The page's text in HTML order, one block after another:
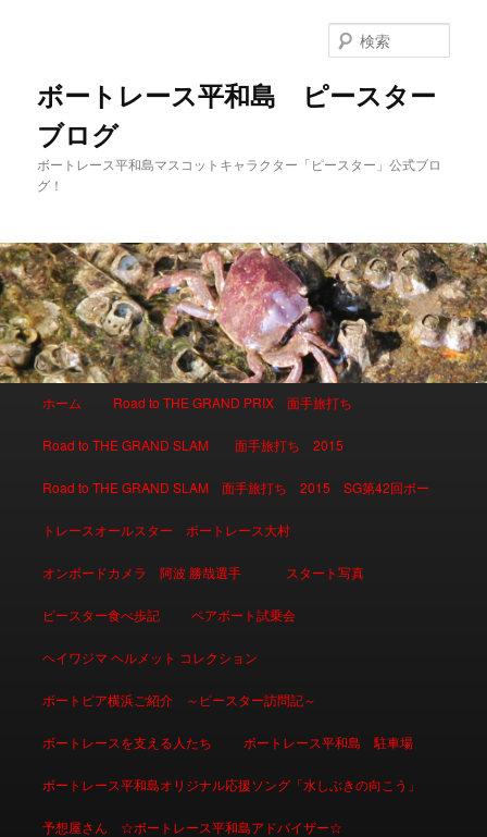
ボートレース平和島 ピースター
ブログ
ボートレース平和島マスコットキャラクター「ピースター」公式ブロ
グ！
索
メインコンテンツへ移動
サブコンテンツへ移動
ホーム Road to THE GRAND PRIX 面手旅打ち
Road to THE GRAND SLAM 面手旅打ち 2015
Road to THE GRAND SLAM 面手旅打ち 2015 SG第42回ボー
トレースオールスター ボートレース大村
オンボードカメラ 阿波 勝哉選手 スタート写真
ピースター食べ歩記 ペアボート試乗会
ヘイワジマ ヘルメット コレクション
ボートピア横浜ご紹介 ～ピースター訪問記～
ボートレースを支える人たち ボートレース平和島 駐車場
ボートレース平和島オリジナル応援ソング「水しぶきの向こう」
予想屋さん ☆ボートレース平和島アドバイザー☆